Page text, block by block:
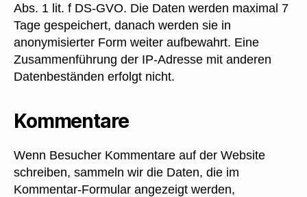
Abs. 1 lit. f DS-GVO. Die Daten werden maximal 7
Tage gespeichert, danach werden sie in
anonymisierter Form weiter aufbewahrt. Eine
Zusammenführung der IP-Adresse mit anderen
Datenbeständen erfolgt nicht.
Kommentare
Wenn Besucher Kommentare auf der Website
schreiben, sammeln wir die Daten, die im
Kommentar-Formular angezeigt werden,